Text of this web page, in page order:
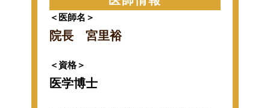
＜医師名＞
院長 宮里裕
＜資格＞
医学博士